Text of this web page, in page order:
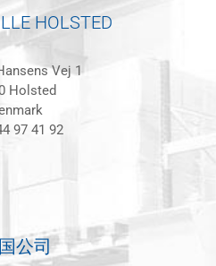
HOLSTED
Vej 1
Holsted
97 41 92
公司